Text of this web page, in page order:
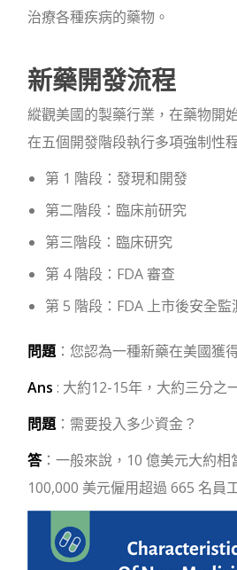
治療各種疾病的藥物。
新藥開發流程
縱觀美國的製藥行業，在藥物開
在五個開發階段執行多項強制性
第 1 階段：發現和開發
第二階段：臨床前研究
第三階段：臨床研究
第 4 階段：FDA 審查
第 5 階段：FDA 上市後安全監
問題：您認為一種新藥在美國獲
Ans : 大約12-15年，大約三分之
問題：需要投入多少資金？
答：一般來說，10 億美元大約
100,000 美元僱用超過 665 名員